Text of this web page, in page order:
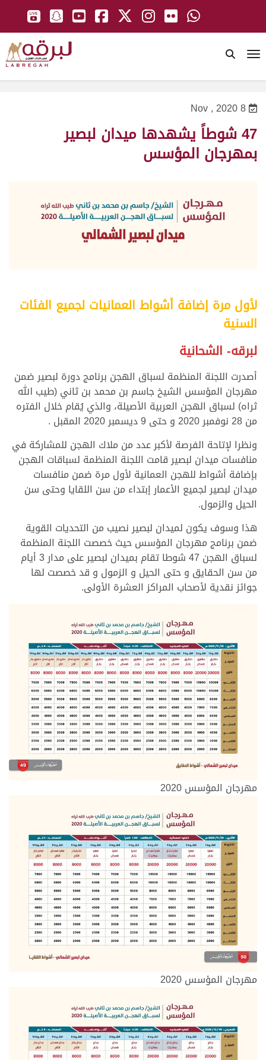
8 Nov , 2020
47 شوطاً يشهدها ميدان لبصير
بمهرجان المؤسس
لأول مرة إضافة أشواط العمانيات لجميع الفئات
السنية
لبرقه- الشحانية
أصدرت اللجنة المنظمة لسباق الهجن برنامج دورة لبصير ضمن
مهرجان المؤسس الشيخ جاسم بن محمد بن ثاني (طيب الله
ثراه) لسباق الهجن العربية الأصيلة، والذي يُقام خلال الفتره
من 28 نوفمبر 2020 و حتى 9 ديسمبر 2020 المقبل .
ونظرا لإتاحة الفرصة لأكبر عدد من ملاك الهجن للمشاركة في
منافسات ميدان لبصير قامت اللجنة المنظمة لسباقات الهجن
بإضافة أشواط للهجن العمانية لأول مرة ضمن منافسات
ميدان لبصير لجميع الأعمار إبتداء من سن اللقايا وحتى سن
الحيل والزمول.
هذا وسوف يكون لميدان لبصير نصيب من التحديات القوية
ضمن برنامج مهرجان المؤسس حيث خصصت اللجنة المنظمة
لسباق الهجن 47 شوطا تقام بميدان لبصير على مدار 3 أيام
من سن الحقايق و حتى الحيل و الزمول و قد خصصت لها
جوائز نقدية لأصحاب المراكز العشرة الأولى.
مهرجان المؤسس 2020
مهرجان المؤسس 2020